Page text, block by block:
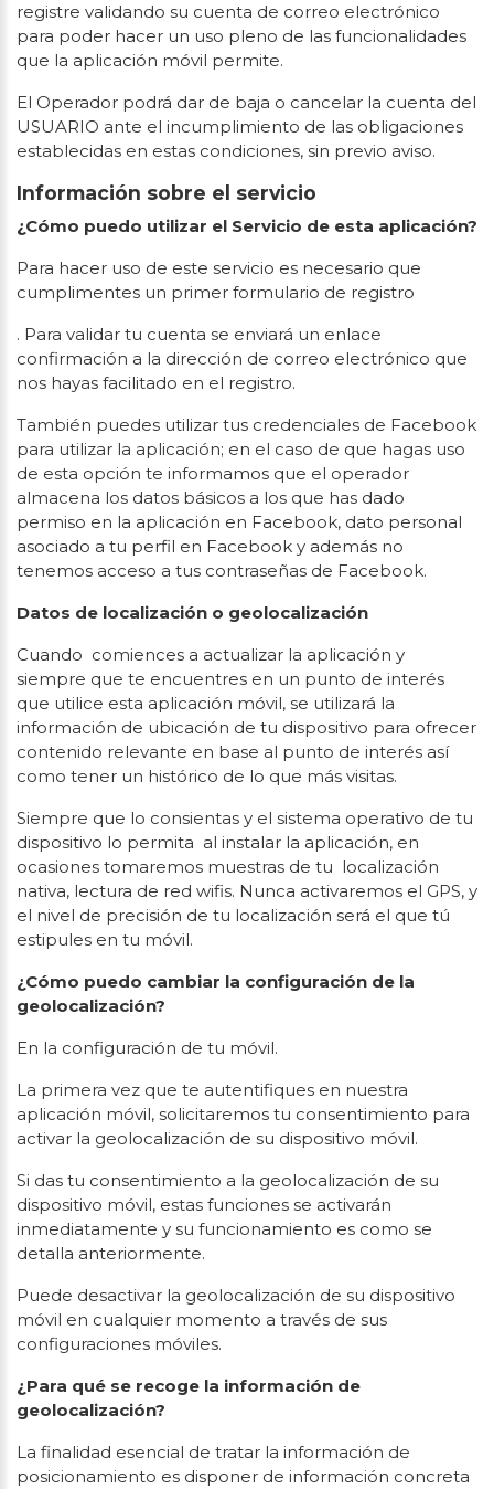
registre validando su cuenta de correo electrónico
para poder hacer un uso pleno de las funcionalidades
que la aplicación móvil permite.
El Operador podrá dar de baja o cancelar la cuenta del
USUARIO ante el incumplimiento de las obligaciones
establecidas en estas condiciones, sin previo aviso.
Información sobre el servicio
¿Cómo puedo utilizar el Servicio de esta aplicación?
Para hacer uso de este servicio es necesario que
cumplimentes un primer formulario de registro
. Para validar tu cuenta se enviará un enlace
confirmación a la dirección de correo electrónico que
nos hayas facilitado en el registro.
También puedes utilizar tus credenciales de Facebook
para utilizar la aplicación; en el caso de que hagas uso
de esta opción te informamos que el operador
almacena los datos básicos a los que has dado
permiso en la aplicación en Facebook, dato personal
asociado a tu perfil en Facebook y además no
tenemos acceso a tus contraseñas de Facebook.
Datos de localización o geolocalización
Cuando comiences a actualizar la aplicación y
siempre que te encuentres en un punto de interés
que utilice esta aplicación móvil, se utilizará la
información de ubicación de tu dispositivo para ofrecer
contenido relevante en base al punto de interés así
como tener un histórico de lo que más visitas.
Siempre que lo consientas y el sistema operativo de tu
dispositivo lo permita al instalar la aplicación, en
ocasiones tomaremos muestras de tu localización
nativa, lectura de red wifis. Nunca activaremos el GPS, y
el nivel de precisión de tu localización será el que tú
estipules en tu móvil.
¿Cómo puedo cambiar la configuración de la
geolocalización?
En la configuración de tu móvil.
La primera vez que te autentifiques en nuestra
aplicación móvil, solicitaremos tu consentimiento para
activar la geolocalización de su dispositivo móvil.
Si das tu consentimiento a la geolocalización de su
dispositivo móvil, estas funciones se activarán
inmediatamente y su funcionamiento es como se
detalla anteriormente.
Puede desactivar la geolocalización de su dispositivo
móvil en cualquier momento a través de sus
configuraciones móviles.
¿Para qué se recoge la información de
geolocalización?
La finalidad esencial de tratar la información de
posicionamiento es disponer de información concreta